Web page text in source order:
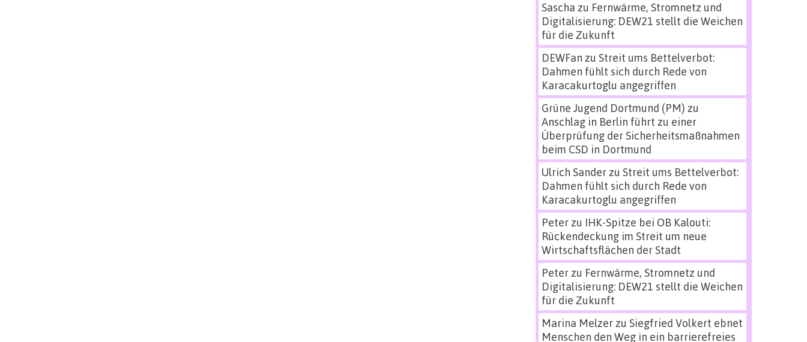
Sascha zu Fernwärme, Stromnetz und
Digitalisierung: DEW21 stellt die Weichen
für die Zukunft
DEWFan zu Streit ums Bettelverbot:
Dahmen fühlt sich durch Rede von
Karacakurtoglu angegriffen
Grüne Jugend Dortmund (PM) zu
Anschlag in Berlin führt zu einer
Überprüfung der Sicherheitsmaßnahmen
beim CSD in Dortmund
Ulrich Sanderzu Streit ums Bettelverbot:
Dahmen fühlt sich durch Rede von
Karacakurtoglu angegriffen
Peterzu IHK-Spitze bei OB Kalouti:
Rückendeckung im Streit um neue
Wirtschaftsflächen der Stadt
Peterzu Fernwärme, Stromnetz und
Digitalisierung: DEW21 stellt die Weichen
für die Zukunft
Marina Melzerzu Siegfried Volkert ebnet
Menschen den Weg in ein barrierefreies